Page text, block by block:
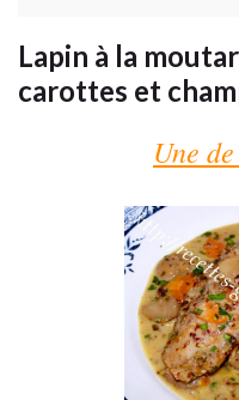
Lapin à la
carottes et
Une